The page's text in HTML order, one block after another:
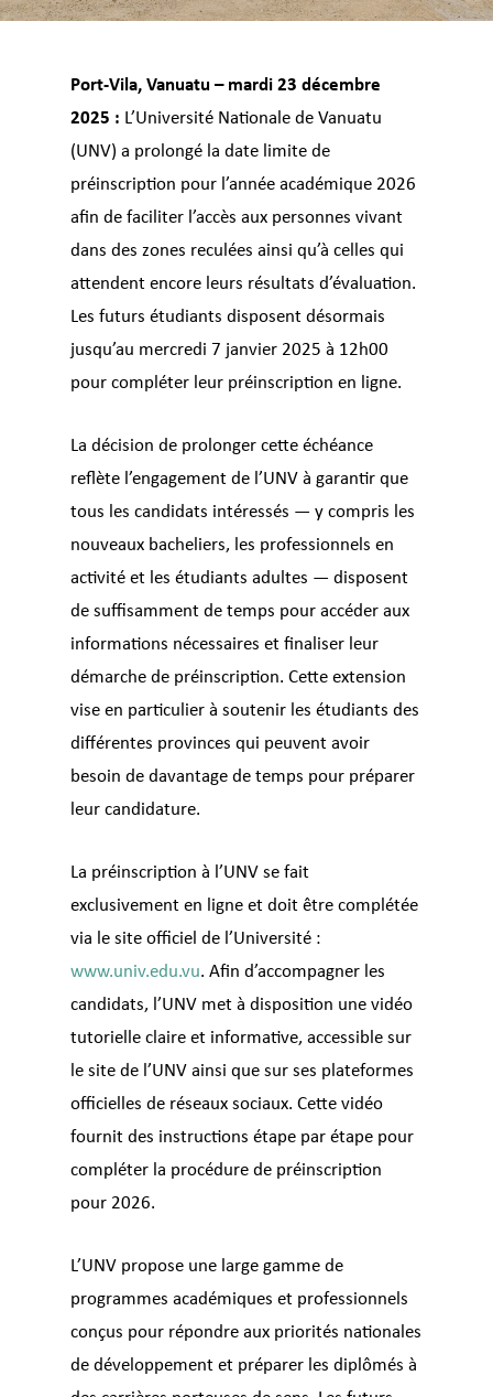
Port-Vila, Vanuatu – mardi 23 décembre
2025 : L’Université Nationale de Vanuatu
(UNV) a prolongé la date limite de
préinscription pour l’année académique 2026
afin de faciliter l’accès aux personnes vivant
dans des zones reculées ainsi qu’à celles qui
attendent encore leurs résultats d’évaluation.
Les futurs étudiants disposent désormais
jusqu’au mercredi 7 janvier 2025 à 12h00
pour compléter leur préinscription en ligne.
La décision de prolonger cette échéance
reflète l’engagement de l’UNV à garantir que
tous les candidats intéressés — y compris les
nouveaux bacheliers, les professionnels en
activité et les étudiants adultes — disposent
de suffisamment de temps pour accéder aux
informations nécessaires et finaliser leur
démarche de préinscription. Cette extension
vise en particulier à soutenir les étudiants des
différentes provinces qui peuvent avoir
besoin de davantage de temps pour préparer
leur candidature.
La préinscription à l’UNV se fait
exclusivement en ligne et doit être complétée
via le site officiel de l’Université :
www.univ.edu.vu. Afin d’accompagner les
candidats, l’UNV met à disposition une vidéo
tutorielle claire et informative, accessible sur
le site de l’UNV ainsi que sur ses plateformes
officielles de réseaux sociaux. Cette vidéo
fournit des instructions étape par étape pour
compléter la procédure de préinscription
pour 2026.
L’UNV propose une large gamme de
programmes académiques et professionnels
conçus pour répondre aux priorités nationales
de développement et préparer les diplômés à